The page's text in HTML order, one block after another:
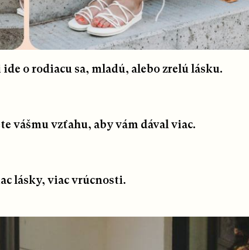
o rodiacu sa, mladú, alebo zrelú lásku.
vášmu vzťahu, aby vám dával viac.
lásky, viac vrúcnosti.